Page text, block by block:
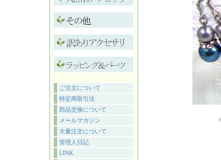
ご注文について
特定商取引法
部品交換について
メールマガジン
大量注文について
管理人日記
LINK